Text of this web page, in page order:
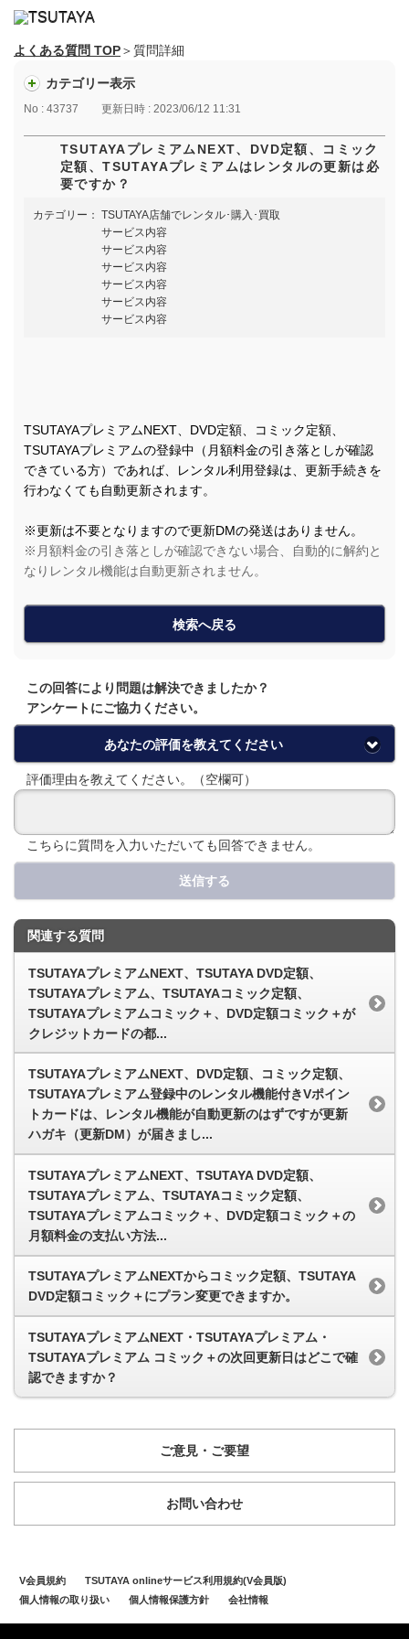
よくある質問 TOP＞質問詳細
カテゴリー表示
No : 43737 更新日時 : 2023/06/12 11:31
TSUTAYAプレミアムNEXT、DVD定額、コミック
定額、TSUTAYAプレミアムはレンタルの更新は必
要ですか？
カテゴリー： TSUTAYA店舗でレンタル･購入･買取
サービス内容
サービス内容
サービス内容
サービス内容
サービス内容
サービス内容
TSUTAYAプレミアムNEXT、DVD定額、コミック定額、
TSUTAYAプレミアムの登録中（月額料金の引き落としが確認
できている方）であれば、レンタル利用登録は、更新手続きを
行わなくても自動更新されます。
※更新は不要となりますので更新DMの発送はありません。
※月額料金の引き落としが確認できない場合、自動的に解約と
なりレンタル機能は自動更新されません。
検索へ戻る
この回答により問題は解決できましたか？
アンケートにご協力ください。
あなたの評価を教えてください
評価理由を教えてください。（空欄可）
こちらに質問を入力いただいても回答できません。
送信する
関連する質問
TSUTAYAプレミアムNEXT、TSUTAYA DVD定額、
TSUTAYAプレミアム、TSUTAYAコミック定額、
TSUTAYAプレミアムコミック＋、DVD定額コミック＋が
クレジットカードの都...
TSUTAYAプレミアムNEXT、DVD定額、コミック定額、
TSUTAYAプレミアム登録中のレンタル機能付きVポイン
トカードは、レンタル機能が自動更新のはずですが更新
ハガキ（更新DM）が届きまし...
TSUTAYAプレミアムNEXT、TSUTAYA DVD定額、
TSUTAYAプレミアム、TSUTAYAコミック定額、
TSUTAYAプレミアムコミック＋、DVD定額コミック＋の
月額料金の支払い方法...
TSUTAYAプレミアムNEXTからコミック定額、TSUTAYA
DVD定額コミック＋にプラン変更できますか。
TSUTAYAプレミアムNEXT・TSUTAYAプレミアム・
TSUTAYAプレミアム コミック＋の次回更新日はどこで確
認できますか？
ご意見・ご要望
お問い合わせ
V会員規約
TSUTAYA onlineサービス利用規約(V会員版)
個人情報の取り扱い
個人情報保護方針 会社情報